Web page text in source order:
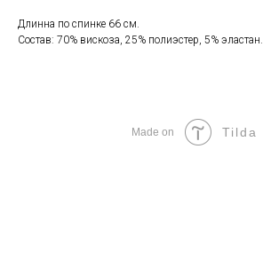
Длинна по спинке 66 см.
Состав: 70% вискоза, 25% полиэстер, 5% эластан.
Made on Tilda